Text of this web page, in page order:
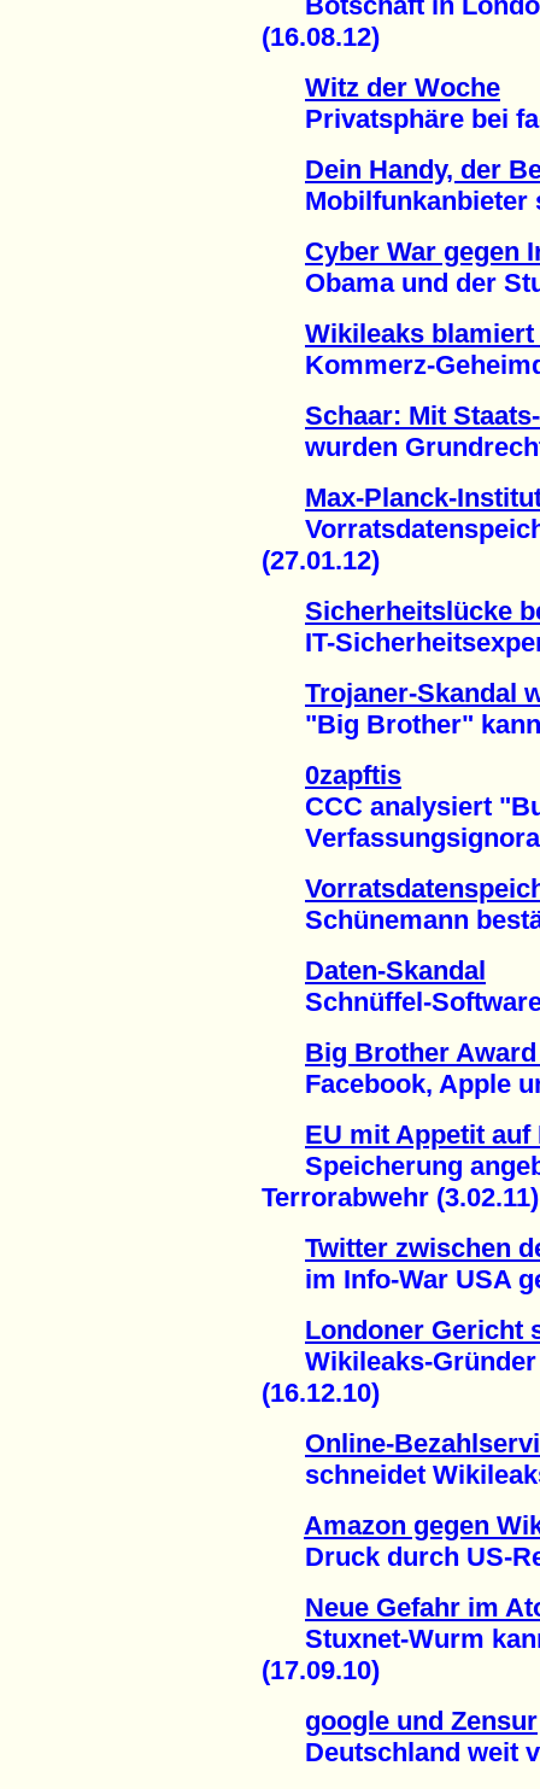
(16.08.12)
Witz der Woche
Privatsphäre bei
Dein Handy, der
Mobilfunkanbieter
Cyber War gegen
Obama und der
Wikileaks
Kommerz-
Schaar: Mit
wurden
Max-Planck-
(27.01.12)
Sicherheitslücke
IT-
Trojaner-Skandal
"Big Brother" kann
0zapftis
CCC analysiert
Schünemann
Daten-Skandal
Schnüffel-Software
Big Brother Award
Facebook, Apple
EU mit Appetit auf
Speicherung
Terrorabwehr (3.02.11)
Twitter zwischen
im Info-War USA
Londoner Gericht
Wikileaks-Gründer
(16.12.10)
Online-
schneidet
Amazon gegen
Druck durch US-
Neue Gefahr im
Stuxnet-Wurm
(17.09.10)
google und Zensur
Deutschland weit